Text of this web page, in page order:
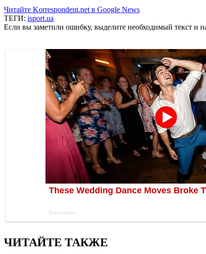
Читайте Korrespondent.net в Google News
ТЕГИ: isport.ua
Если вы заметили ошибку, выделите необходимый текст и
ЧИТАЙТЕ ТАКЖЕ